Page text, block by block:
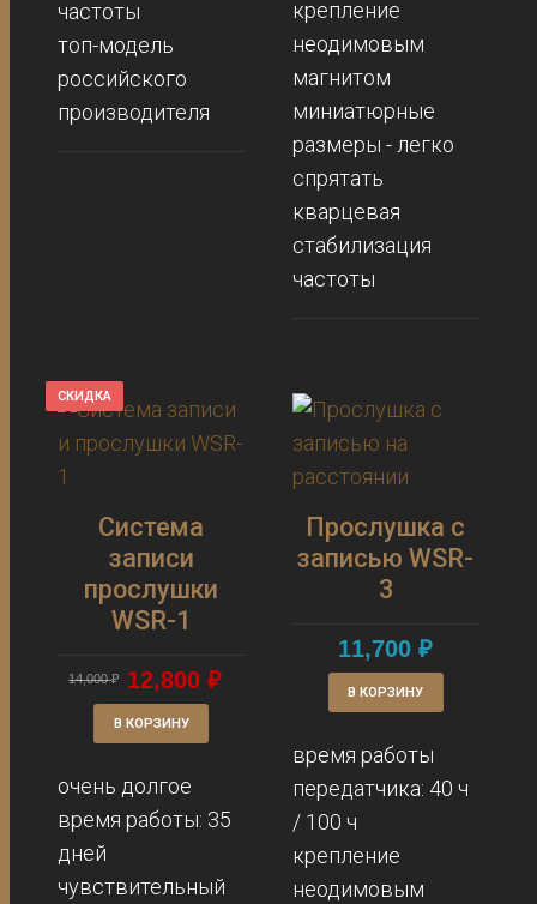
частоты
топ-модель
российского
производителя
крепление
неодимовым
магнитом
миниатюрные
размеры - легко
спрятать
кварцевая
стабилизация
частоты
СКИДКА
Система
записи
прослушки
WSR-1
14,000₽ 12,800₽
В КОРЗИНУ
очень долгое
время работы: 35
дней
чувствительный
Прослушка с
записью WSR-
3
11,700₽
В КОРЗИНУ
время работы
передатчика: 40 ч
/ 100 ч
крепление
неодимовым